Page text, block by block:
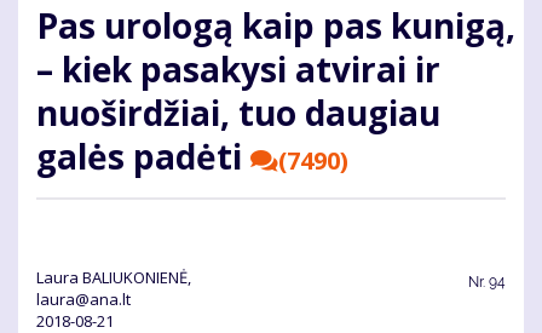
Pas urologą kaip pas kunigą,
– kiek pasakysi atvirai ir
nuoširdžiai, tuo daugiau
galės padėti
(7490)
Laura BALIUKONIENĖ,
laura@ana.lt
2018-08-21
Nr. 94